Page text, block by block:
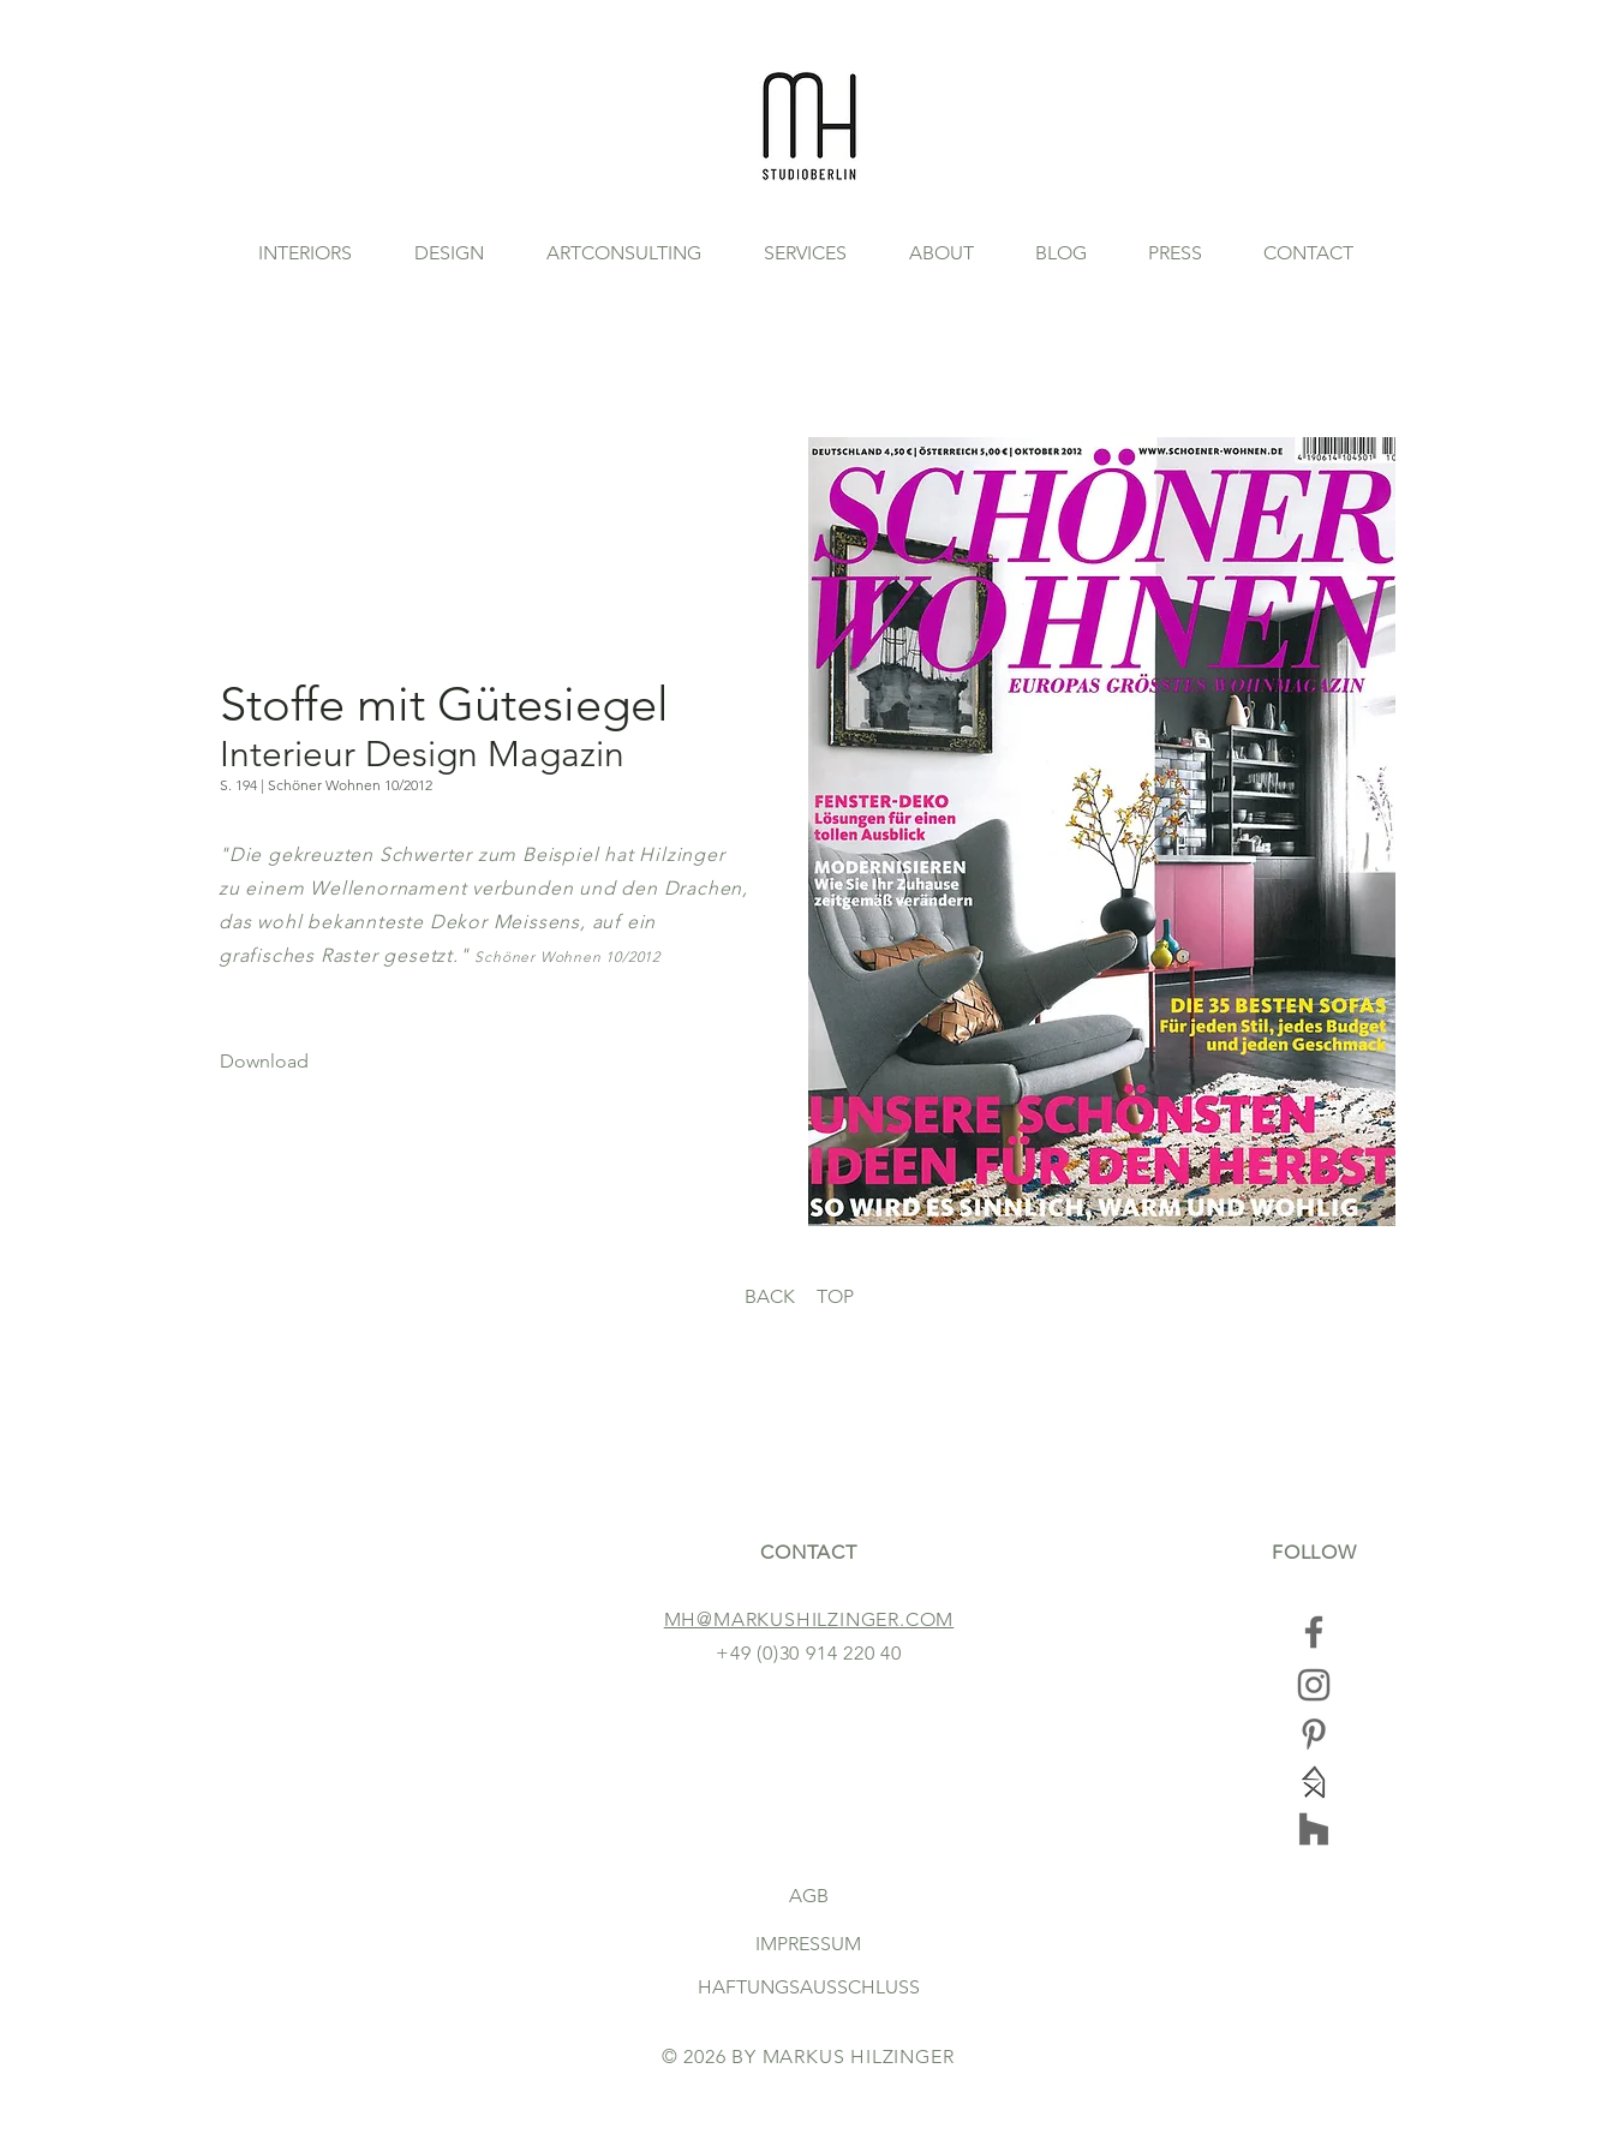
INTERIORS DESIGN ARTCONSULTING SERVICES ABOUT BLOG PRESS CONTACT
Stoffe mit Gütesiegel
Interieur Design Magazin
S. 194 | Schöner Wohnen 10/2012
"Die gekreuzten Schwerter zum Beispiel hat Hilzinger
zu einem Wellenornament verbunden und den Drachen,
das wohl bekannteste Dekor Meissens, auf ein
grafisches Raster gesetzt." Schöner Wohnen 10/2012
Download
BACK TOP
CONTACT
MH@MARKUSHILZINGER.COM
+49 (0)30 914 220 40
FOLLOW
AGB
IMPRESSUM
HAFTUNGSAUSSCHLUSS
DATENSCHUTZERKLÄRUNG
© 2026 BY MARKUS HILZINGER